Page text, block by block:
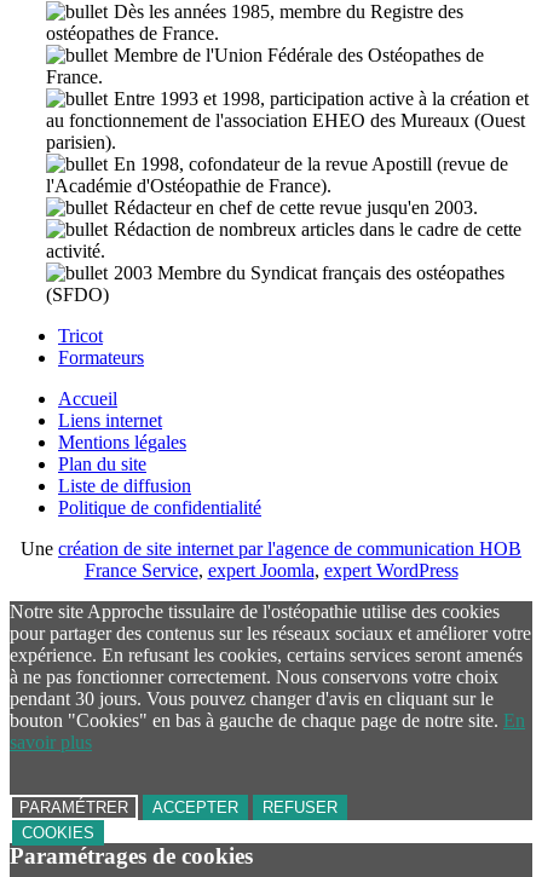
Dès les années 1985, membre du Registre des
ostéopathes de France.
Membre de l'Union Fédérale des Ostéopathes de
France.
Entre 1993 et 1998, participation active à la création et
au fonctionnement de l'association EHEO des Mureaux (Ouest
parisien).
En 1998, cofondateur de la revue Apostill (revue de
l'Académie d'Ostéopathie de France).
Rédacteur en chef de cette revue jusqu'en 2003.
Rédaction de nombreux articles dans le cadre de cette
activité.
2003 Membre du Syndicat français des ostéopathes
(SFDO)
Tricot
Formateurs
Accueil
Liens internet
Mentions légales
Plan du site
Liste de diffusion
Politique de confidentialité
Une création de site internet par l'agence de communication HOB
France Service, expert Joomla, expert WordPress
Notre site Approche tissulaire de l'ostéopathie utilise des cookies
pour partager des contenus sur les réseaux sociaux et améliorer votre
expérience. En refusant les cookies, certains services seront amenés
à ne pas fonctionner correctement. Nous conservons votre choix
pendant 30 jours. Vous pouvez changer d'avis en cliquant sur le
bouton "Cookies" en bas à gauche de chaque page de notre site. En
savoir plus
PARAMÉTRER ACCEPTER
REFUSER
COOKIES
Paramétrages de cookies